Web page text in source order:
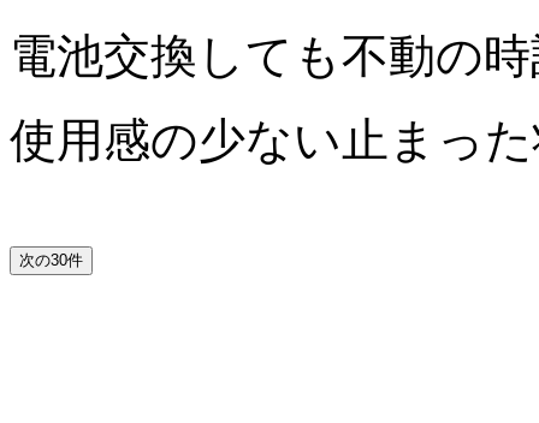
電池交換しても不動の
使用感の少ない止まっ